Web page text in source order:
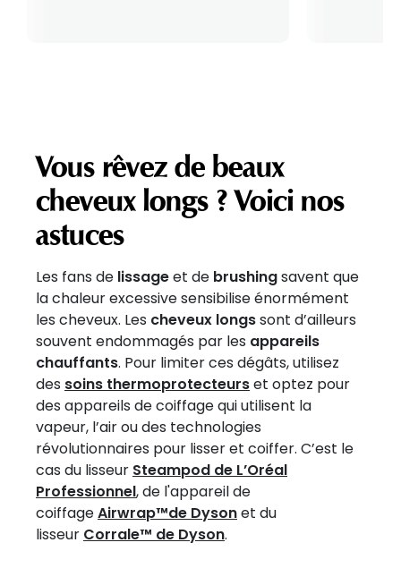
Vous rêvez de beaux
cheveux longs ? Voici nos
astuces
Les fans de lissageet de brushingsavent que
la chaleur excessive sensibilise énormément
les cheveux. Les cheveux longssont d’ailleurs
souvent endommagés par les appareils
chauffants. Pour limiter ces dégâts, utilisez
des soins thermoprotecteurset optez pour
des appareils de coiffage qui utilisent la
vapeur, l’air ou des technologies
révolutionnaires pour lisser et coiffer. C’est le
cas du lisseur Steampod de L’Oréal
Professionnel, de l'appareil de
coiffageAirwrap™de Dysonet du
lisseur Corrale™ de Dyson.